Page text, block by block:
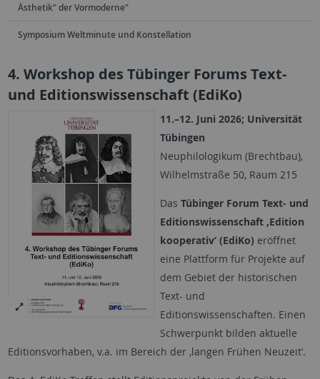
Ästhetik" der Vormoderne"
Symposium Weltminute und Konstellation
4. Workshop des Tübinger Forums Text-
und Editionswissenschaft (EdiKo)
11.–12. Juni 2026; Universität
Tübingen
Neuphilologikum (Brechtbau),
Wilhelmstraße 50, Raum 215
Das Tübinger Forum Text- und
Editionswissenschaft ‚Edition
kooperativ‘ (EdiKo) eröffnet
eine Plattform für Projekte auf
dem Gebiet der historischen
Text- und
Editionswissenschaften. Einen
Schwerpunkt bilden aktuelle
Editionsvorhaben, v.a. im Bereich der ‚langen Frühen Neuzeit‘.